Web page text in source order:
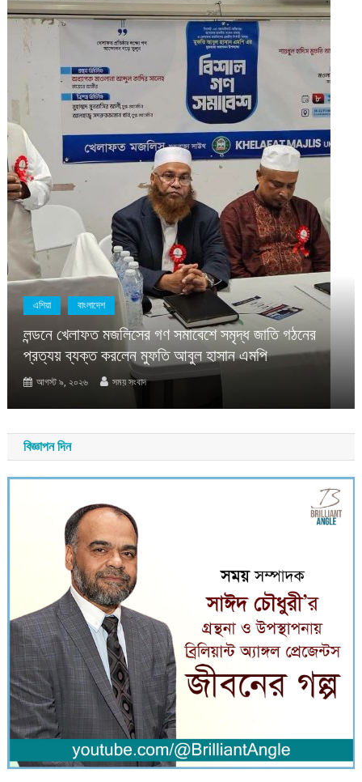
এশিয়া বাংলাদেশ
লন্ডনে খেলাফত মজলিসের গণ সমাবেশে সমৃদ্ধ জাতি গঠনের
প্রত্যয় ব্যক্ত করলেন মুফতি আবুল হাসান এমপি
আগস্ট ৯, ২০২৬ সময় সংবাদ
বিজ্ঞাপন দিন